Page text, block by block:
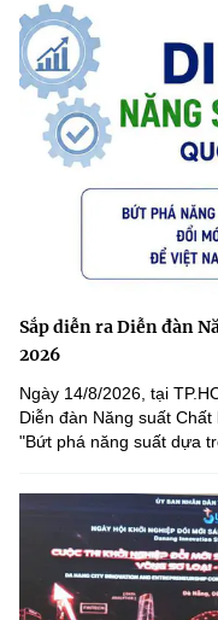
Sắp diễn ra Diễn đàn
2026
Ngày 14/8/2026, tại
Diễn đàn Năng suất
"Bứt phá năng suất dựa